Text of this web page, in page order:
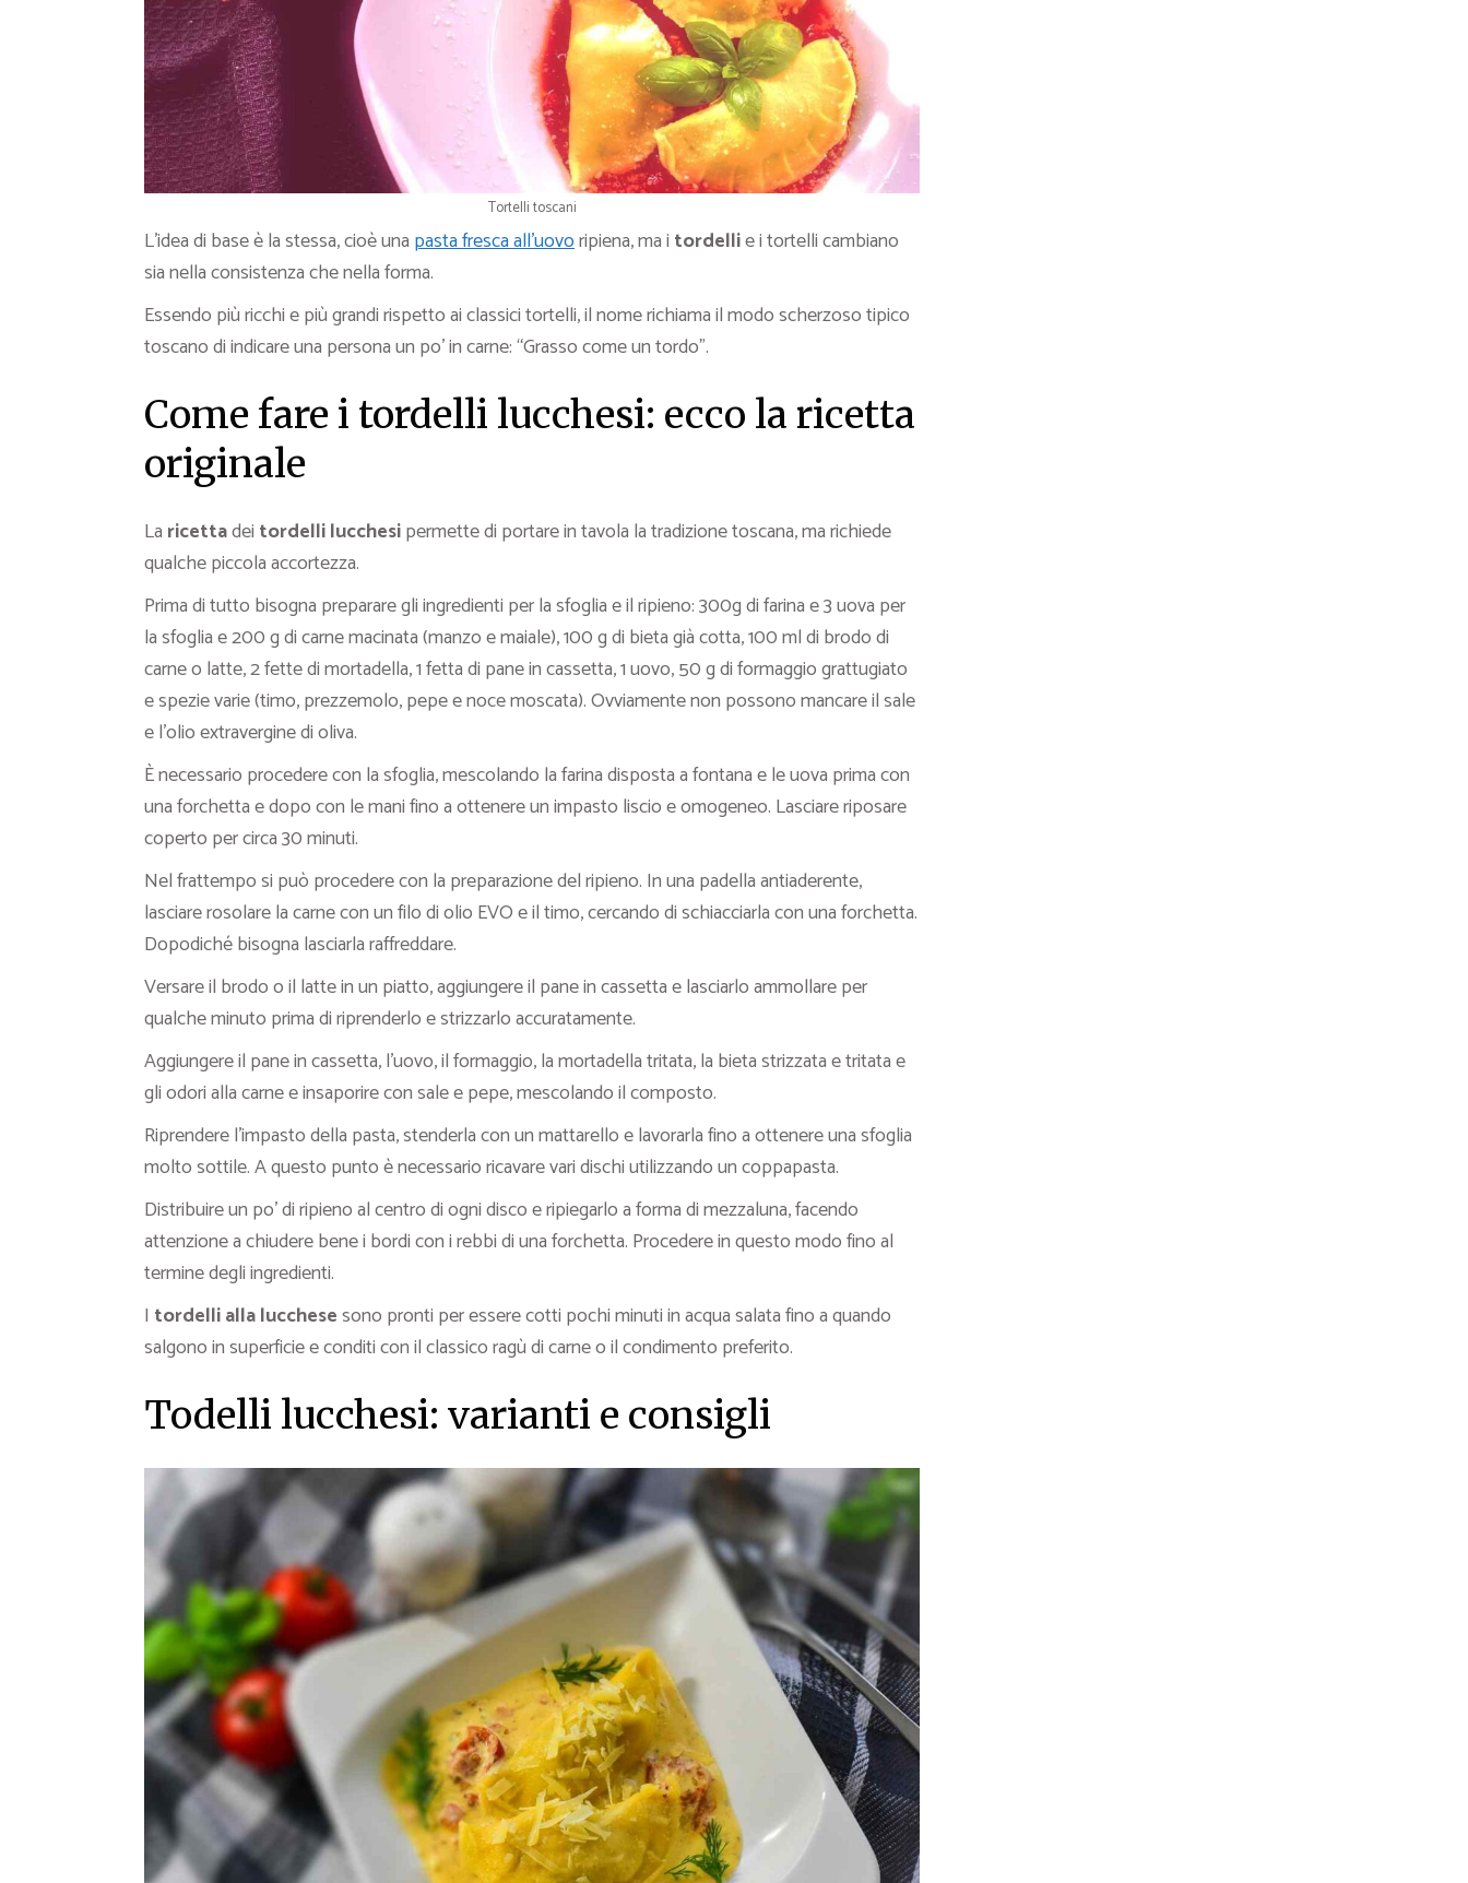
Tortelli toscani
L’idea di base è la stessa, cioè una pasta fresca all’uovoripiena, ma i tordellie i tortelli cambiano
sia nella consistenza che nella forma.
Essendo più ricchi e più grandi rispetto ai classici tortelli, il nome richiama il modo scherzoso tipico
toscano di indicare una persona un po’ in carne: “Grasso come un tordo”.
Come fare i tordelli lucchesi: ecco la ricetta
originale
La ricettadei tordelli lucchesipermette di portare in tavola la tradizione toscana, ma richiede
qualche piccola accortezza.
Prima di tutto bisogna preparare gli ingredienti per la sfoglia e il ripieno: 300g di farina e 3 uova per
la sfoglia e 200 g di carne macinata (manzo e maiale), 100 g di bieta già cotta, 100 ml di brodo di
carne o latte, 2 fette di mortadella, 1 fetta di pane in cassetta, 1 uovo, 50 g di formaggio grattugiato
e spezie varie (timo, prezzemolo, pepe e noce moscata). Ovviamente non possono mancare il sale
e l’olio extravergine di oliva.
È necessario procedere con la sfoglia, mescolando la farina disposta a fontana e le uova prima con
una forchetta e dopo con le mani fino a ottenere un impasto liscio e omogeneo. Lasciare riposare
coperto per circa 30 minuti.
Nel frattempo si può procedere con la preparazione del ripieno. In una padella antiaderente,
lasciare rosolare la carne con un filo di olio EVO e il timo, cercando di schiacciarla con una forchetta.
Dopodiché bisogna lasciarla raffreddare.
Versare il brodo o il latte in un piatto, aggiungere il pane in cassetta e lasciarlo ammollare per
qualche minuto prima di riprenderlo e strizzarlo accuratamente.
Aggiungere il pane in cassetta, l’uovo, il formaggio, la mortadella tritata, la bieta strizzata e tritata e
gli odori alla carne e insaporire con sale e pepe, mescolando il composto.
Riprendere l’impasto della pasta, stenderla con un mattarello e lavorarla fino a ottenere una sfoglia
molto sottile. A questo punto è necessario ricavare vari dischi utilizzando un coppapasta.
Distribuire un po’ di ripieno al centro di ogni disco e ripiegarlo a forma di mezzaluna, facendo
attenzione a chiudere bene i bordi con i rebbi di una forchetta. Procedere in questo modo fino al
termine degli ingredienti.
I tordelli alla lucchesesono pronti per essere cotti pochi minuti in acqua salata fino a quando
salgono in superficie e conditi con il classico ragù di carne o il condimento preferito.
Todelli lucchesi: varianti e consigli